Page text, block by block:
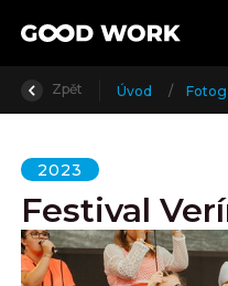
Zpět Úvod /
2023
Festival